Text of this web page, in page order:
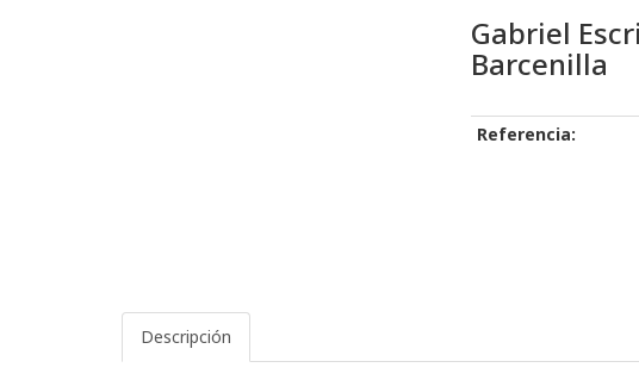
Gabriel
Barcenilla
Referencia:
Descripción